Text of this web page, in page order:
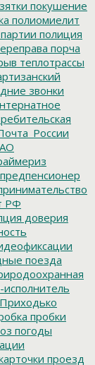
покушение
полиомиелит
полиция
порча
теплотрассы
звонки
предпенсионер
РФ
доверия
поезда
исполнитель
Приходько
пробки
погоды
проезд